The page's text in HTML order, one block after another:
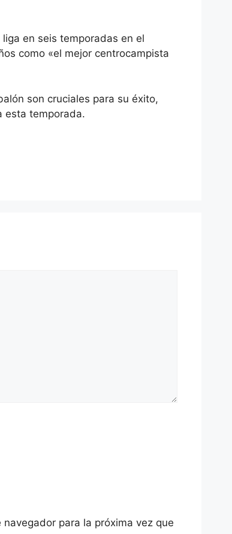
en seis temporadas en el
como «el mejor centrocampista
son cruciales para su éxito,
esta temporada.
para la próxima vez que